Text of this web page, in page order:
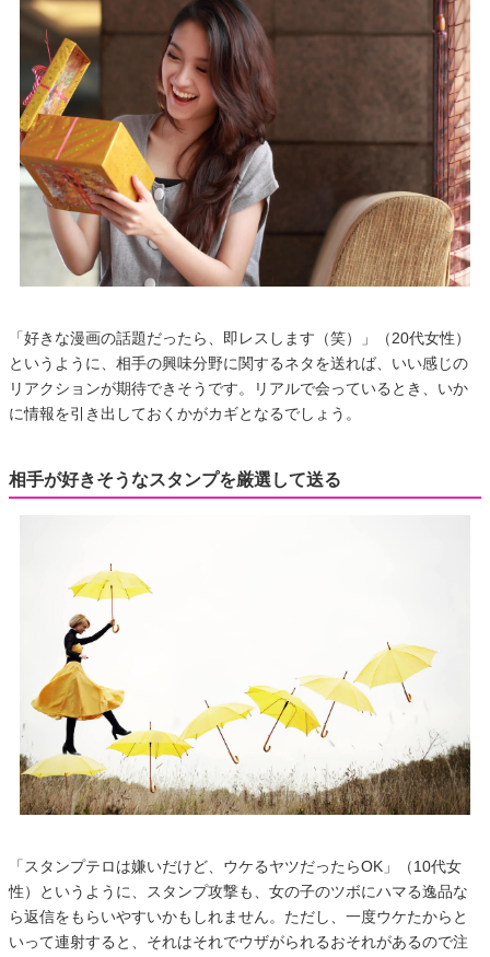
「好きな漫画の話題だったら、即レスします（笑）」（20代女性）
というように、相手の興味分野に関するネタを送れば、いい感じの
リアクションが期待できそうです。リアルで会っているとき、いか
に情報を引き出しておくかがカギとなるでしょう。
相手が好きそうなスタンプを厳選して送る
「スタンプテロは嫌いだけど、ウケるヤツだったらOK」（10代女
性）というように、スタンプ攻撃も、女の子のツボにハマる逸品な
ら返信をもらいやすいかもしれません。ただし、一度ウケたからと
いって連射すると、それはそれでウザがられるおそれがあるので注